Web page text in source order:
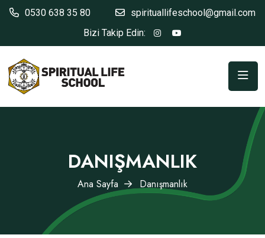
0530 638 35 80
spirituallifeschool@gmail.com
Bizi Takip Edin:
DANIŞMANLIK
Ana Sayfa Danışmanlık